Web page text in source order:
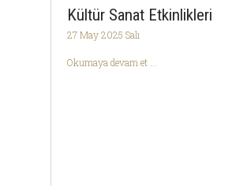
Kültür Sanat Etkinlikleri
27 May 2025 Salı
Okumaya devam et ...